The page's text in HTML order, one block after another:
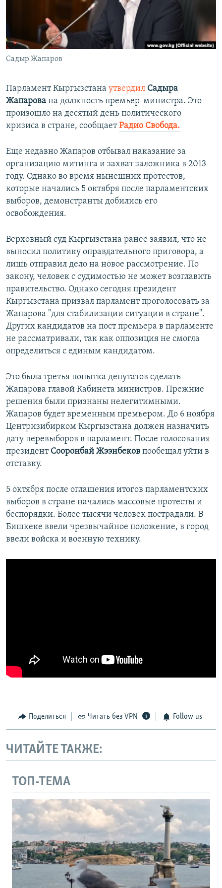
ПОБЕДИТЕЛЕЙ НЕ СУДЯТ?
КРЫМ.НЕПОКОРЕННЫЙ
ELIFBE
УКРАИНСКАЯ ПРОБЛЕМА КРЫМА
Садыр Жапаров
Парламент Кыргызстана утвердил Садыра
Жапарова на должность премьер-министра. Это
произошло на десятый день политического
кризиса в стране, сообщает Радио Свобода.
Еще недавно Жапаров отбывал наказание за
организацию митинга и захват заложника в 2013
году. Однако во время нынешних протестов,
которые начались 5 октября после парламентских
выборов, демонстранты добились его
освобождения.
Верховный суд Кыргызстана ранее заявил, что не
выносил политику оправдательного приговора, а
лишь отправил дело на новое рассмотрение. По
закону, человек с судимостью не может возглавить
правительство. Однако сегодня президент
Кыргызстана призвал парламент проголосовать за
Жапарова "для стабилизации ситуации в стране".
Других кандидатов на пост премьера в парламенте
не рассматривали, так как оппозиция не смогла
определиться с единым кандидатом.
Это была третья попытка депутатов сделать
Жапарова главой Кабинета министров. Прежние
решения были признаны нелегитимными.
Жапаров будет временным премьером. До 6 ноября
Центризибирком Кыргызстана должен назначить
дату перевыборов в парламент. После голосования
президент Сооронбай Жээнбеков пообещал уйти в
отставку.
5 октября после оглашения итогов парламентских
выборов в стране начались массовые протесты и
беспорядки. Более тысячи человек пострадали. В
Бишкеке ввели чрезвычайное положение, в город
ввели войска и военную технику.
Поделиться Читать без VPN Follow us
ЧИТАЙТЕ ТАКЖЕ:
ТОП-ТЕМА